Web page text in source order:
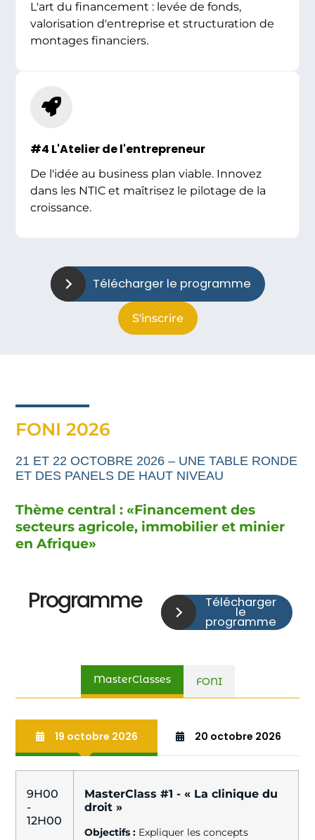
L'art du financement : levée de fonds,
valorisation d'entreprise et structuration de
montages financiers.
#4 L'Atelier de l'entrepreneur
De l'idée au business plan viable. Innovez
dans les NTIC et maîtrisez le pilotage de la
croissance.
Télécharger le programme
S'inscrire
FONI 2026
21 ET 22 OCTOBRE 2026 – UNE TABLE RONDE
ET DES PANELS DE HAUT NIVEAU
Thème central : «Financementdes
secteurs agricole, immobilier et minier
en Afrique»
Programme Télécharger
le
programme
MasterClasses FONI
19 octobre 2026 20 octobre 2026
9H00
-
12H00
MasterClass #1 - « La clinique du
droit »
Objectifs : Expliquer les concepts